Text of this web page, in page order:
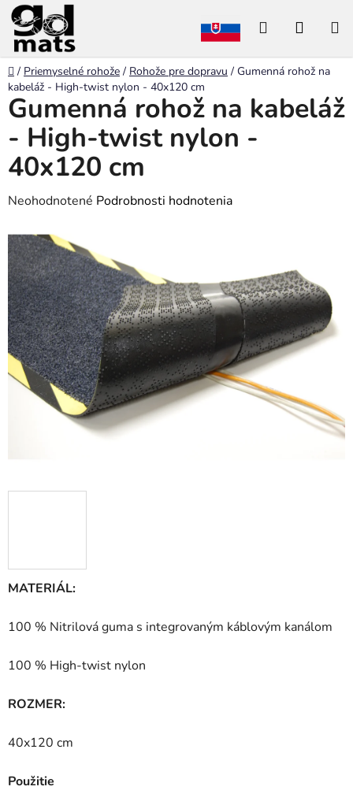
Prejsť
na
obsah
Hľadať
Domov
/ Priemyselné rohože / Rohože pre dopravu / Gumenná rohož na
kabeláž - High-twist nylon - 40x120 cm
MATERIÁL:
100 % Nitrilová guma s integrovaným káblovým kanálom
100 % High-twist nylon
ROZMER:
40x120 cm
Použitie
Gumenná rohož na kabeláž
- High-twist nylon -
40x120 cm
Priemerné
produktu
je
0,0
z
5
hviezdičiek.
Neohodnotené Podrobnosti hodnotenia